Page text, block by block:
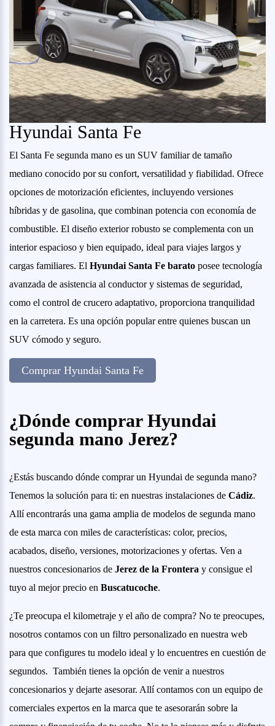
Hyundai Santa Fe
El Santa Fe segunda mano es un SUV familiar de tamaño
mediano conocido por su confort, versatilidad y fiabilidad. Ofrece
opciones de motorización eficientes, incluyendo versiones
híbridas y de gasolina, que combinan potencia con economía de
combustible. El diseño exterior robusto se complementa con un
interior espacioso y bien equipado, ideal para viajes largos y
cargas familiares. El Hyundai Santa Fe barato posee tecnología
avanzada de asistencia al conductor y sistemas de seguridad,
como el control de crucero adaptativo, proporciona tranquilidad
en la carretera. Es una opción popular entre quienes buscan un
SUV cómodo y seguro.
Comprar Hyundai Santa Fe
¿Dónde comprar Hyundai
segunda mano Jerez?
¿Estás buscando dónde comprar un Hyundai de segunda mano?
Tenemos la solución para ti: en nuestras instalaciones de Cádiz.
Allí encontrarás una gama amplia de modelos de segunda mano
de esta marca con miles de características: color, precios,
acabados, diseño, versiones, motorizaciones y ofertas. Ven a
nuestros concesionarios de Jerez de la Frontera y consigue el
tuyo al mejor precio en Buscatucoche.
¿Te preocupa el kilometraje y el año de compra? No te preocupes,
nosotros contamos con un filtro personalizado en nuestra web
para que configures tu modelo ideal y lo encuentres en cuestión de
segundos. También tienes la opción de venir a nuestros
concesionarios y dejarte asesorar. Allí contamos con un equipo de
comerciales expertos en la marca que te asesorarán sobre la